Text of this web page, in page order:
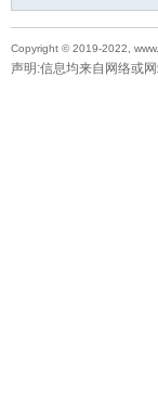
Copyright © 2019-2022,
声明:信息均来自网络或